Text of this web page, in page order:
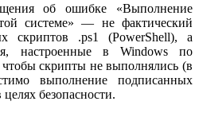
об ошибке «Выполнение
системе» — не фактический
скриптов .ps1 (PowerShell), а
настроенные в Windows по
скрипты не выполнялись (в
выполнение подписанных
безопасности.